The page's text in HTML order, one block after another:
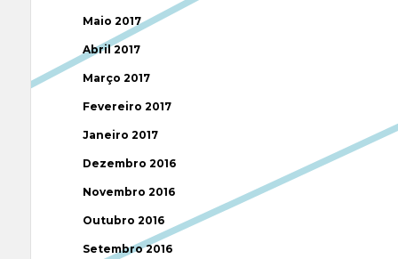
Maio 2017
Abril 2017
Março 2017
Fevereiro 2017
Janeiro 2017
Dezembro 2016
Novembro 2016
Outubro 2016
Setembro 2016